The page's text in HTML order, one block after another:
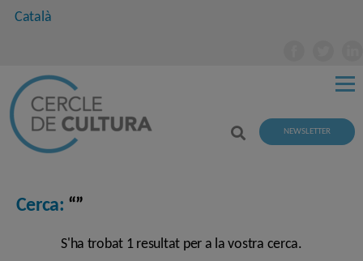
Català
NEWSLETTER
Cerca: “”
S'ha trobat 1 resultat per a la vostra cerca.